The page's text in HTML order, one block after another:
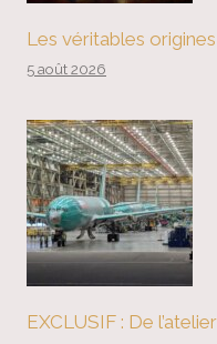
Les véritables
5 août 2026
EXCLUSIF : De